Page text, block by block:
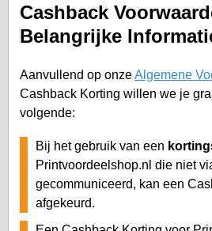
Cashback
Belangrijke
Aanvullend op onzeAlgemene
Cashback Korting willen we je
volgende:
Bij het gebruik van een
Printvoordeelshop.nl die niet
gecommuniceerd, kan een
afgekeurd.